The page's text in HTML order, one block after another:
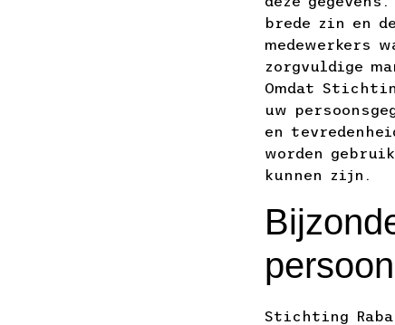
brede zin en
medewerkers
zorgvuldige
Omdat
uw
en
worden
kunnen zijn.
Stichting